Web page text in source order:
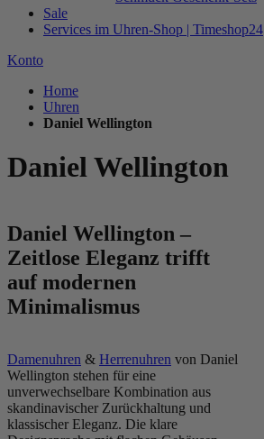
Sale
Services im Uhren-Shop | Timeshop24
Konto
Home
Uhren
Daniel Wellington
Daniel Wellington
Daniel Wellington –
Zeitlose Eleganz trifft
auf modernen
Minimalismus
Damenuhren & Herrenuhren von Daniel
Wellington stehen für eine
unverwechselbare Kombination aus
skandinavischer Zurückhaltung und
klassischer Eleganz. Die klare